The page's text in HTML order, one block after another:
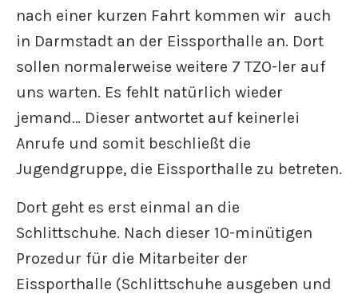
nach einer kurzen Fahrt kommen wir auch
in Darmstadt an der Eissporthalle an. Dort
sollen normalerweise weitere 7 TZO-ler auf
uns warten. Es fehlt natürlich wieder
jemand… Dieser antwortet auf keinerlei
Anrufe und somit beschließt die
Jugendgruppe, die Eissporthalle zu betreten.
Dort geht es erst einmal an die
Schlittschuhe. Nach dieser 10-minütigen
Prozedur für die Mitarbeiter der
Eissporthalle (Schlittschuhe ausgeben und